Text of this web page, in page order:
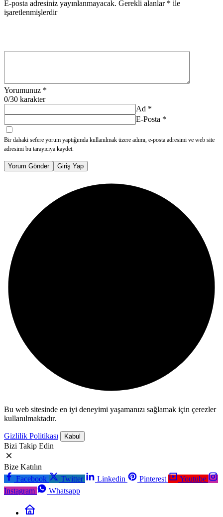
E-posta adresiniz yayınlanmayacak. Gerekli alanlar * ile
işaretlenmişlerdir
Yorumunuz *
0/30 karakter
Ad *
E-Posta *
Bir dahaki sefere yorum yaptığımda kullanılmak üzere adımı, e-posta adresimi ve web site
adresimi bu tarayıcıya kaydet.
Yorum Gönder Giriş Yap
Bu web sitesinde en iyi deneyimi yaşamanızı sağlamak için çerezler
kullanılmaktadır.
Gizlilik Politikası Kabul
Bizi Takip Edin
Bize Katılın
Facebook
Twitter Linkedin Pinterest
Youtube
Instagram
Whatsapp